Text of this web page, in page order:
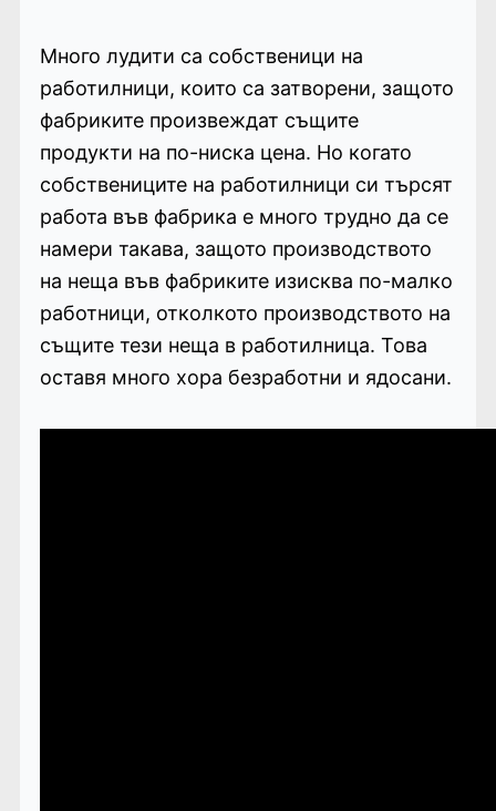
Много лудити са собственици на
работилници, които са затворени, защото
фабриките произвеждат същите
продукти на по-ниска цена. Но когато
собствениците на работилници си търсят
работа във фабрика е много трудно да се
намери такава, защото производството
на неща във фабриките изисква по-малко
работници, отколкото производството на
същите тези неща в работилница. Това
оставя много хора безработни и ядосани.